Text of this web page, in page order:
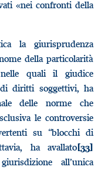
«nei confronti della
la giurisprudenza
della particolarità
quali il giudice
diritti soggettivi, ha
delle norme che
le controversie
su “blocchi di
ha avallato[33]
all’unica